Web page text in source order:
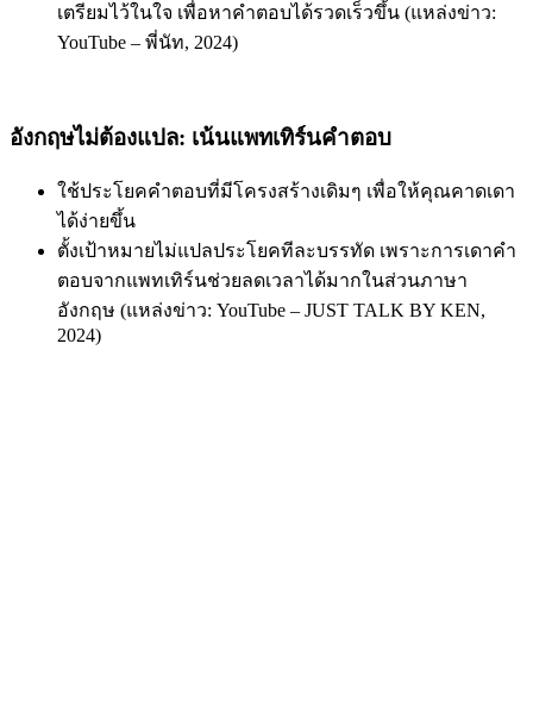
เตรียมไว้ในใจ เพื่อหาคำตอบได้รวดเร็วขึ้น (แหล่งข่าว:
YouTube – พี่นัท, 2024)
อังกฤษไม่ต้องแปล: เน้นแพทเทิร์นคำตอบ
ใช้ประโยคคำตอบที่มีโครงสร้างเดิมๆ เพื่อให้คุณคาดเดา
ได้ง่ายขึ้น
ตั้งเป้าหมายไม่แปลประโยคทีละบรรทัด เพราะการเดาคำ
ตอบจากแพทเทิร์นช่วยลดเวลาได้มากในส่วนภาษา
อังกฤษ (แหล่งข่าว: YouTube – JUST TALK BY KEN,
2024)